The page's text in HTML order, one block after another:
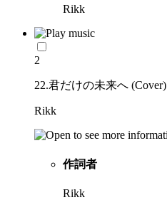
Rikk
2
22.君だけの未来へ (Cover)
Rikk
作詞者
Rikk